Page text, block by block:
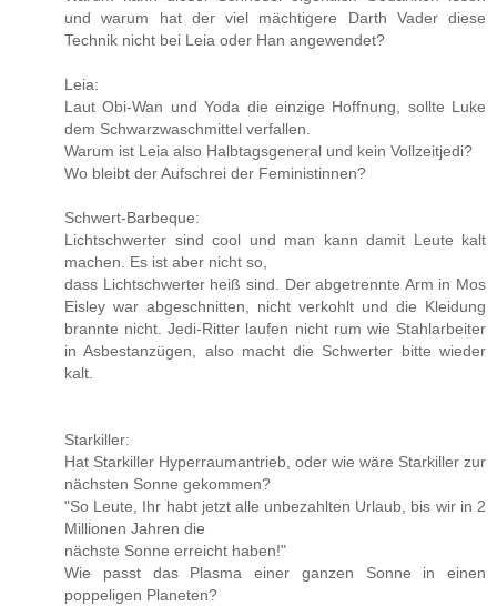
und warum hat der viel mächtigere Darth Vader diese
Technik nicht bei Leia oder Han angewendet?
Leia:
Laut Obi-Wan und Yoda die einzige Hoffnung, sollte Luke
dem Schwarzwaschmittel verfallen.
Warum ist Leia also Halbtagsgeneral und kein Vollzeitjedi?
Wo bleibt der Aufschrei der Feministinnen?
Schwert-Barbeque:
Lichtschwerter sind cool und man kann damit Leute kalt
machen. Es ist aber nicht so,
dass Lichtschwerter heiß sind. Der abgetrennte Arm in Mos
Eisley war abgeschnitten, nicht verkohlt und die Kleidung
brannte nicht. Jedi-Ritter laufen nicht rum wie Stahlarbeiter
in Asbestanzügen, also macht die Schwerter bitte wieder
kalt.
Starkiller:
Hat Starkiller Hyperraumantrieb, oder wie wäre Starkiller zur
nächsten Sonne gekommen?
"So Leute, Ihr habt jetzt alle unbezahlten Urlaub, bis wir in 2
Millionen Jahren die
nächste Sonne erreicht haben!"
Wie passt das Plasma einer ganzen Sonne in einen
poppeligen Planeten?